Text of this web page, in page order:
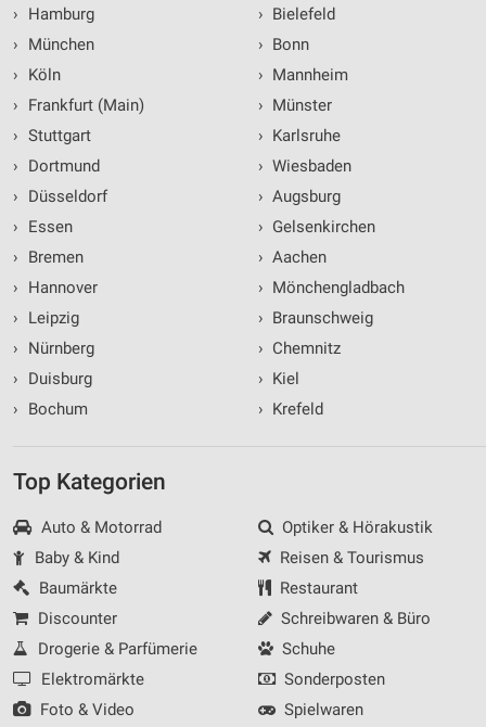
›
Hamburg
›
München
›
Köln
›
Frankfurt (Main)
› Stuttgart
›
Dortmund
›
Düsseldorf
›
Essen
›
Bremen
›
Hannover
›
Leipzig
›
Nürnberg
›
Duisburg
›
Bochum
› Bielefeld
› Bonn
› Mannheim
› Münster
› Karlsruhe
› Wiesbaden
› Augsburg
› Gelsenkirchen
› Aachen
› Mönchengladbach
› Braunschweig
› Chemnitz
› Kiel
› Krefeld
Top Kategorien
Auto & Motorrad
Baby & Kind
Baumärkte
Discounter
Drogerie & Parfümerie
Elektromärkte
Foto & Video
Optiker & Hörakustik
Reisen & Tourismus
Restaurant
Schreibwaren & Büro
Schuhe
Sonderposten
Spielwaren